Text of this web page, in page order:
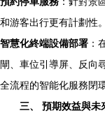
和游客出行更有計劃性。
智慧化終端設備部署 ：
閘、車位引導屏、反向
全流程的智能化服務閉環
三、 預期效益與未